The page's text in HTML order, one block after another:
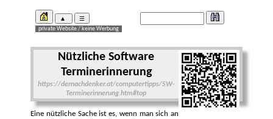
Nützliche Soft­ware
Terminer­innerung
https://dernachdenker.at/computertipps/SW-
Terminerinnerung.htm#top
Eine nützliche Sache ist es, wenn man sich an